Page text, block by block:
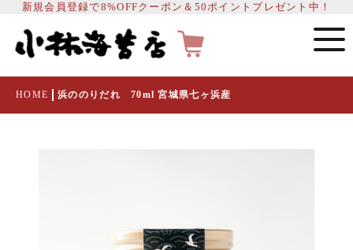
新規会員登録で8%OFFクーポン＆50ポイントプレゼント中！
HOME 浜ののりだれ 70ml 宮城県七ヶ浜産